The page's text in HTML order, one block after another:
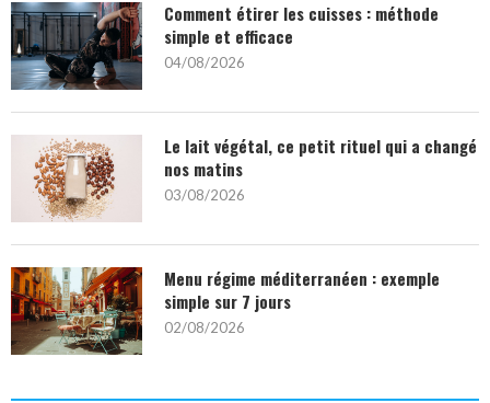
Comment étirer les cuisses : méthode
simple et efficace
04/08/2026
Le lait végétal, ce petit rituel qui a changé
nos matins
03/08/2026
Menu régime méditerranéen : exemple
simple sur 7 jours
02/08/2026